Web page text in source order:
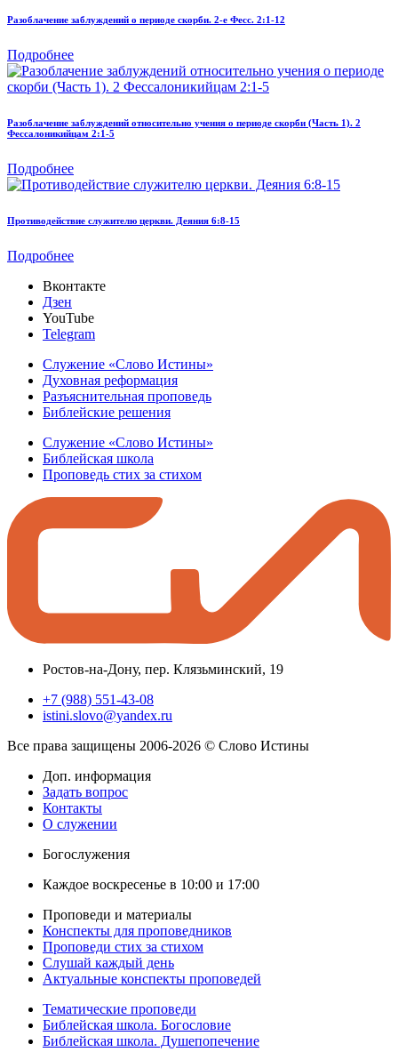
Разоблачение заблуждений о периоде скорби. 2-е Фесс. 2:1-12
Подробнее
Разоблачение заблуждений относительно учения о периоде скорби (Часть 1). 2
Фессалоникийцам 2:1-5
Подробнее
Противодействие служителю церкви. Деяния 6:8-15
Подробнее
Вконтакте
Дзен
YouTube
Telegram
Служение «Слово Истины»
Духовная реформация
Разъяснительная проповедь
Библейские решения
Служение «Слово Истины»
Библейская школа
Проповедь стих за стихом
Ростов-на-Дону, пер. Клязьминский, 19
+7 (988) 551-43-08
istini.slovo@yandex.ru
Все права защищены 2006-2026 © Слово Истины
Доп. информация
Задать вопрос
Контакты
О служении
Богослужения
Каждое воскресенье в 10:00 и 17:00
Проповеди и материалы
Конспекты для проповедников
Проповеди стих за стихом
Слушай каждый день
Актуальные конспекты проповедей
Тематические проповеди
Библейская школа. Богословие
Библейская школа. Душепопечение